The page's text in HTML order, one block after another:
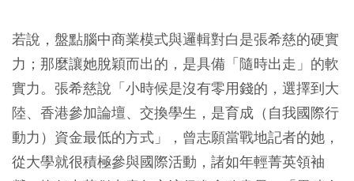
若說，盤點腦中商業模式與邏輯對白是張希慈的硬實
力；那麼讓她脫穎而出的，是具備「隨時出走」的軟
實力。張希慈說「小時候是沒有零用錢的，選擇到大
陸、香港參加論壇、交換學生，是育成（自我國際行
動力）資金最低的方式」，曾志願當戰地記者的她，
從大學就很積極參與國際活動，諸如年輕菁英領袖